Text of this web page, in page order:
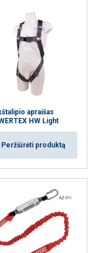
apraišas
HW Light
Peržiūrėti produktą
LITHUANIAN
ENGLISH TRANSLATION
ir analizuoti
apie
su mūsų
kurie gali
kurią jiems
kai
Privatumo